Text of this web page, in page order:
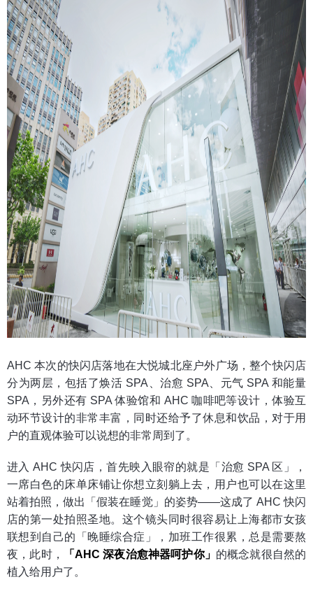
AHC 本次的快闪店落地在大悦城北座户外广场，整个快闪店
分为两层，包括了焕活 SPA、治愈 SPA、元气 SPA 和能量
SPA，另外还有 SPA 体验馆和 AHC 咖啡吧等设计，体验互
动环节设计的非常丰富，同时还给予了休息和饮品，对于用
户的直观体验可以说想的非常周到了。
进入 AHC 快闪店，首先映入眼帘的就是「治愈 SPA 区」，
一席白色的床单床铺让你想立刻躺上去，用户也可以在这里
站着拍照，做出「假装在睡觉」的姿势——这成了 AHC 快闪
店的第一处拍照圣地。这个镜头同时很容易让上海都市女孩
联想到自己的「晚睡综合症」，加班工作很累，总是需要熬
夜，此时，
「AHC 深夜治愈神器呵护你」 的概念就很自然的
植入给用户了。